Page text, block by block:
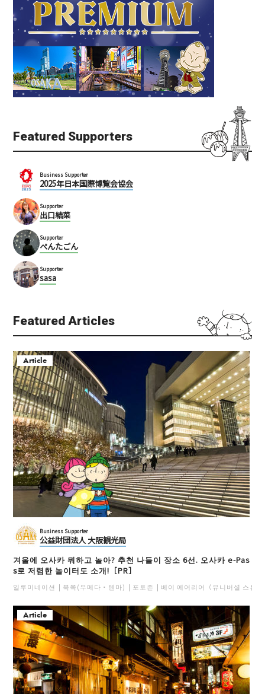
Featured Supporters
Business Supporter
2025年日本国際博覧会協会
Supporter
出口結菜
Supporter
ぺんたごん
Supporter
sasa
Featured Articles
Article
Business Supporter
公益財団法人 大阪観光局
겨울에 오사카 뭐하고 놀아? 추천 나들이 장소 6선. 오사카 e-Pas
s로 저렴한 놀이터도 소개!［PR］
일루미네이션 북쪽(우메다・텐마) 포토존 베이 에어리어（유니버셜 스튜
Article